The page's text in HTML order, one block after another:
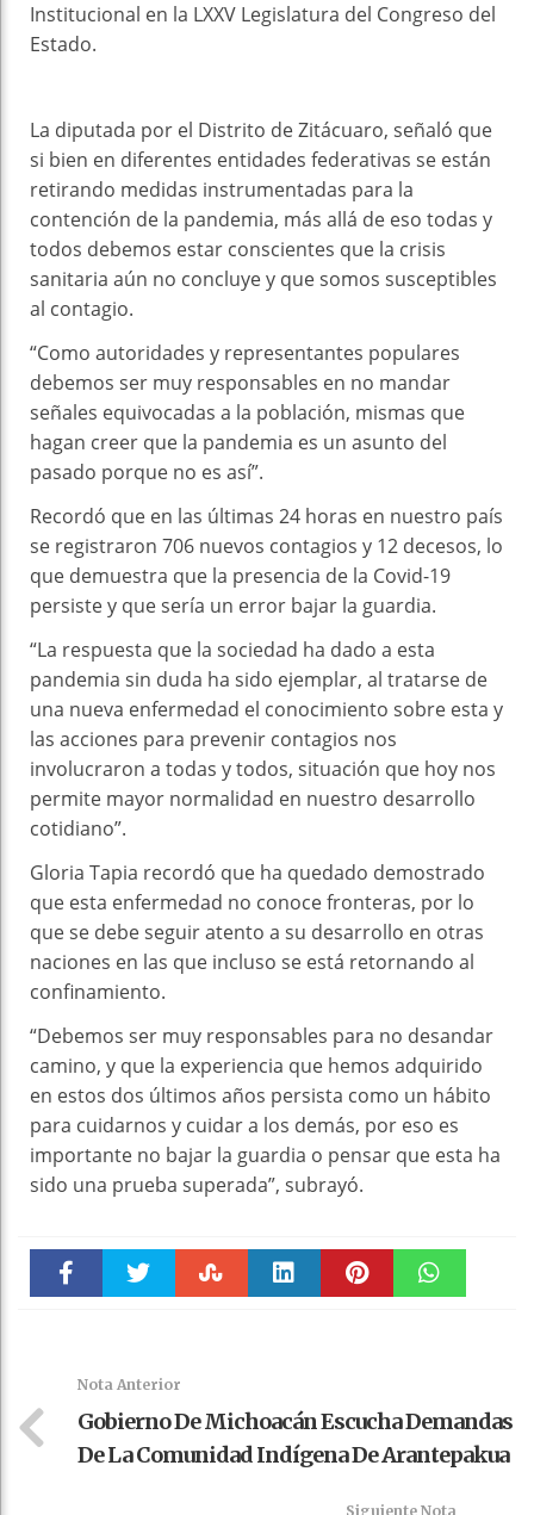
Institucional en la LXXV Legislatura del Congreso del
Estado.
La diputada por el Distrito de Zitácuaro, señaló que
si bien en diferentes entidades federativas se están
retirando medidas instrumentadas para la
contención de la pandemia, más allá de eso todas y
todos debemos estar conscientes que la crisis
sanitaria aún no concluye y que somos susceptibles
al contagio.
“Como autoridades y representantes populares
debemos ser muy responsables en no mandar
señales equivocadas a la población, mismas que
hagan creer que la pandemia es un asunto del
pasado porque no es así”.
Recordó que en las últimas 24 horas en nuestro país
se registraron 706 nuevos contagios y 12 decesos, lo
que demuestra que la presencia de la Covid-19
persiste y que sería un error bajar la guardia.
“La respuesta que la sociedad ha dado a esta
pandemia sin duda ha sido ejemplar, al tratarse de
una nueva enfermedad el conocimiento sobre esta y
las acciones para prevenir contagios nos
involucraron a todas y todos, situación que hoy nos
permite mayor normalidad en nuestro desarrollo
cotidiano”.
Gloria Tapia recordó que ha quedado demostrado
que esta enfermedad no conoce fronteras, por lo
que se debe seguir atento a su desarrollo en otras
naciones en las que incluso se está retornando al
confinamiento.
“Debemos ser muy responsables para no desandar
camino, y que la experiencia que hemos adquirido
en estos dos últimos años persista como un hábito
para cuidarnos y cuidar a los demás, por eso es
importante no bajar la guardia o pensar que esta ha
sido una prueba superada”, subrayó.
Nota Anterior
Gobierno De Michoacán Escucha Demandas
De La Comunidad Indígena De Arantepakua
Siguiente Nota